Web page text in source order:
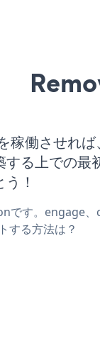
働させれば
る上での最
！
です。engage
する方法は？